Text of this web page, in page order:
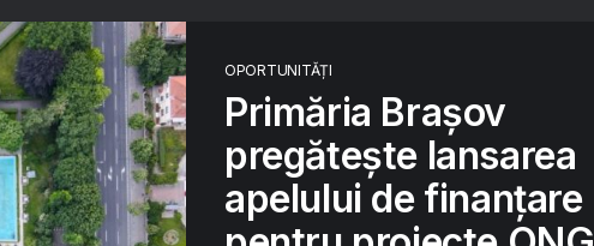
OPORTUNITĂȚI
Primăria Brașov
pregătește lansarea
apelului de finanțare